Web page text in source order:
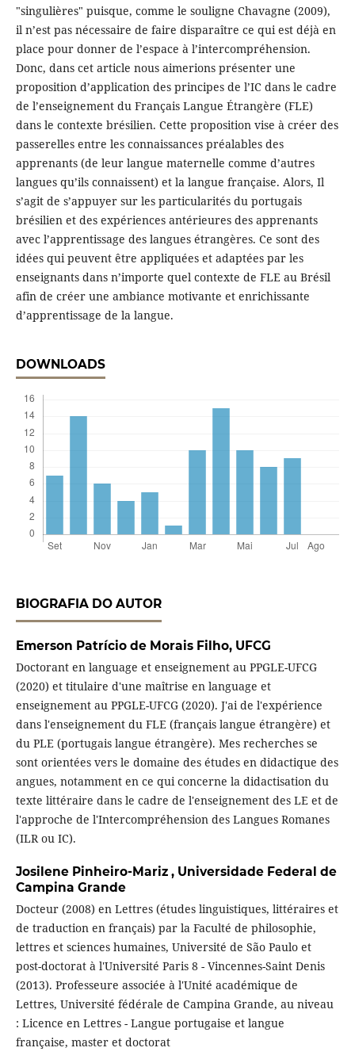
"singulières" puisque, comme le souligne Chavagne (2009),
il n’est pas nécessaire de faire disparaître ce qui est déjà en
place pour donner de l’espace à l’intercompréhension.
Donc, dans cet article nous aimerions présenter une
proposition d’application des principes de l’IC dans le cadre
de l’enseignement du Français Langue Étrangère (FLE)
dans le contexte brésilien. Cette proposition vise à créer des
passerelles entre les connaissances préalables des
apprenants (de leur langue maternelle comme d’autres
langues qu’ils connaissent) et la langue française. Alors, Il
s’agit de s’appuyer sur les particularités du portugais
brésilien et des expériences antérieures des apprenants
avec l’apprentissage des langues étrangères. Ce sont des
idées qui peuvent être appliquées et adaptées par les
enseignants dans n’importe quel contexte de FLE au Brésil
afin de créer une ambiance motivante et enrichissante
d’apprentissage de la langue.
DOWNLOADS
BIOGRAFIA DO AUTOR
Emerson Patrício de Morais Filho, UFCG
Doctorant en language et enseignement au PPGLE-UFCG
(2020) et titulaire d'une maîtrise en language et
enseignement au PPGLE-UFCG (2020). J'ai de l'expérience
dans l'enseignement du FLE (français langue étrangère) et
du PLE (portugais langue étrangère). Mes recherches se
sont orientées vers le domaine des études en didactique des
angues, notamment en ce qui concerne la didactisation du
texte littéraire dans le cadre de l'enseignement des LE et de
l'approche de l'Intercompréhension des Langues Romanes
(ILR ou IC).
Josilene Pinheiro-Mariz , Universidade Federal de
Campina Grande
Docteur (2008) en Lettres (études linguistiques, littéraires et
de traduction en français) par la Faculté de philosophie,
lettres et sciences humaines, Université de São Paulo et
post-doctorat à l'Université Paris 8 - Vincennes-Saint Denis
(2013). Professeure associée à l'Unité académique de
Lettres, Université fédérale de Campina Grande, au niveau
: Licence en Lettres - Langue portugaise et langue
française, master et doctorat